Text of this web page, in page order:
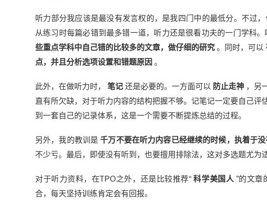
听力部分我应该是最没有发言权的，是我四门中的最低分。不过
从练习时每篇必错到最多错一道，听力还是很看功夫的一门学科
些重点学科中自己错的比较多的文章，做仔细的研究 。同时，可以
点，并且分析选项设置和错题原因 。
此外，在做听力时， 笔记 还是必要的。一方面可以 防止走神 ，另
直有所欠缺，对于听力内容的结构把握不够。记笔记一定要自己
到一套自己的记录体系，这是一个需要不断提炼总结的过程。
另外，我的教训是千万不要在听力内容已经继续的时候，执着于
不少亏。最后，即使没有听到，也要擅用排除法，这对多选题尤为
对于听力资料，在TPO之外，还是比较推荐“科学美国人 ”的文章
合，每天坚持训练肯定会有回报。